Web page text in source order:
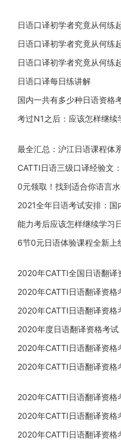
日语口译初学者究竟从何练
日语口译初学者究竟从何练
日语口译初学者究竟从何练
日语口译每日练讲解
国内一共有多少种日语资格
考过N1之后：应该怎样继续
最全汇总：沪江日语课程体
CATTI日语三级口译经验文
0元领取！找到适合你语言
2021全年日语考试安排：国
能力考后应该怎样继续学习
6节0元日语体验课程全新上
2020年CATTI全国日语翻译
2020年CATTI日语翻译资格
2020年CATTI日语翻译资格
2020年度日语翻译资格考试
2020年CATTI日语翻译资格
2020年CATTI日语翻译资格
2020年CATTI日语翻译资格
2020年CATTI日语翻译资格
2020年CATTI日语翻译资格